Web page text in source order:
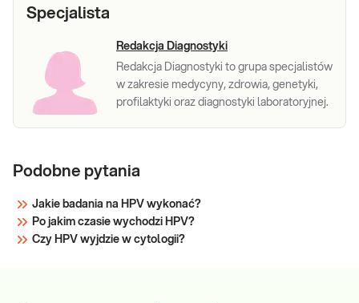
Specjalista
Redakcja Diagnostyki
Redakcja Diagnostyki to grupa specjalistów
w zakresie medycyny, zdrowia, genetyki,
profilaktyki oraz diagnostyki laboratoryjnej.
Podobne pytania
Jakie badania na HPV wykonać?
Po jakim czasie wychodzi HPV?
Czy HPV wyjdzie w cytologii?